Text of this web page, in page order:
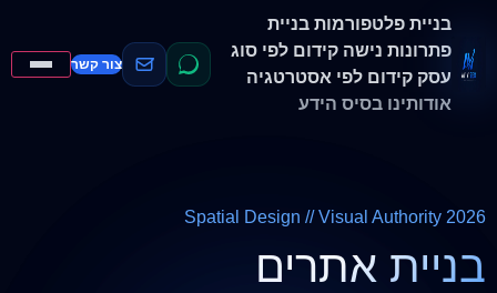
בניית פלטפורמות בניית
פתרונות נישה קידום לפי סוג
עסק קידום לפי אסטרטגיה
אודותינו בסיס הידע
צור קשר
Spatial Design // Visual Authority 2026
בניית אתרים